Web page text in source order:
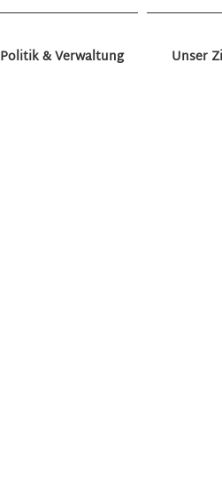
Politik & Verwaltung Unser